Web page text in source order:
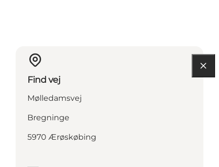
Find vej
Mølledamsvej
Bregninge
5970 Ærøskøbing